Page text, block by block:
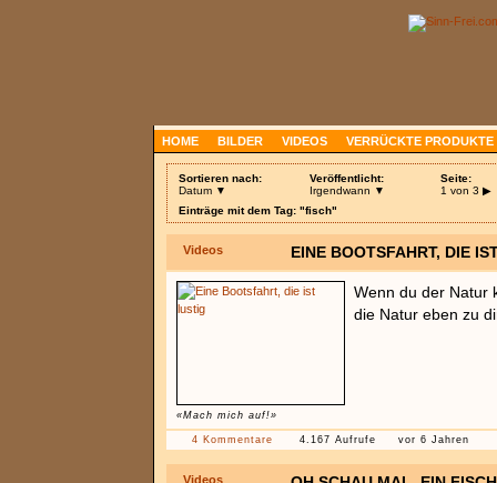
HOME BILDER VIDEOS VERRÜCKTE PRODUKTE
Sortieren nach:
Datum ▼
Veröffentlicht:
Irgendwann ▼
Seite:
1 von 3 ▶
Einträge mit dem Tag: "fisch"
Videos EINE BOOTSFAHRT, DIE
«Mach mich auf!»
Wenn du der Natur
die Natur eben zu
4 Kommentare 4.167 Aufrufe vor 6 Jahren
Videos